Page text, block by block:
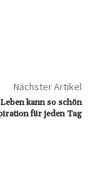
Nächster Artikel
kann so schön
für jeden Tag